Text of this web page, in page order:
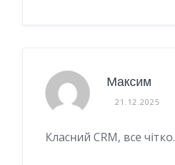
Максим
21.12.2025
Класний CRM, все чітко.